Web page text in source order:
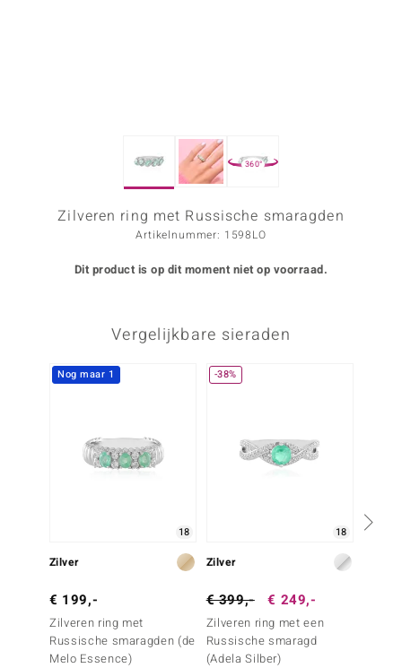
360°
Zilveren ring met Russische smaragden
Artikelnummer: 1598LO
Dit product is op dit moment niet op voorraad.
Vergelijkbare sieraden
Nog maar 1
18
Zilver
€ 199,-
Zilveren ring met
Russische smaragden (de
Melo Essence)
-38%
18
Zilver
€ 399,- € 249,-
Zilveren ring met een
Russische smaragd
(Adela Silber)